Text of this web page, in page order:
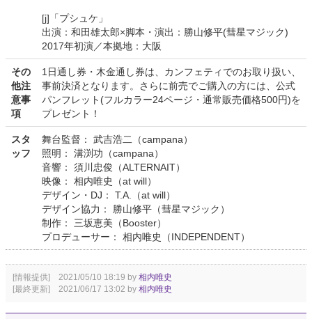
[j]「プシュケ」
出演：和田雄太郎×脚本・演出：勝山修平(彗星マジック)
2017年初演／本拠地：大阪
その
他注
意事
項
1日通し券・木金通し券は、カンフェティでのお取り扱い、
事前決済となります。さらに前売でご購入の方には、公式
パンフレット(フルカラー24ページ・通常販売価格500円)を
プレゼント！
スタ
ッフ
舞台監督： 武吉浩二（campana）
照明： 溝渕功（campana）
音響： 須川忠俊（ALTERNAIT）
映像： 相内唯史（at will）
デザイン・DJ： T.A.（at will）
デザイン協力： 勝山修平（彗星マジック）
制作： 三坂恵美（Booster）
プロデューサー： 相内唯史（INDEPENDENT）
[情報提供] 2021/05/10 18:19 by 相内唯史
[最終更新] 2021/06/17 13:02 by 相内唯史